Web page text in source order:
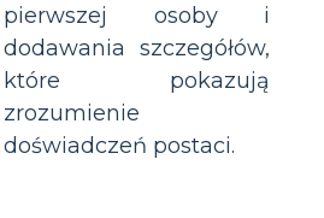
pierwszej osoby i
dodawania szczegółów,
które pokazują
zrozumienie
doświadczeń postaci.